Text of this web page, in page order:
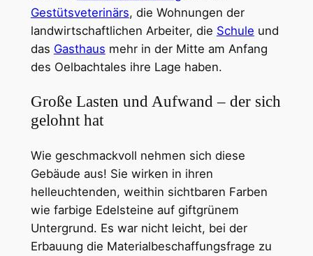
Gestütsveterinärs, die Wohnungen der
landwirtschaftlichen Arbeiter, die Schule und
das Gasthaus mehr in der Mitte am Anfang
des Oelbachtales ihre Lage haben.
Große Lasten und Aufwand – der sich
gelohnt hat
Wie geschmackvoll nehmen sich diese
Gebäude aus! Sie wirken in ihren
helleuchtenden, weithin sichtbaren Farben
wie farbige Edelsteine auf giftgrünem
Untergrund. Es war nicht leicht, bei der
Erbauung die Materialbeschaffungsfrage zu